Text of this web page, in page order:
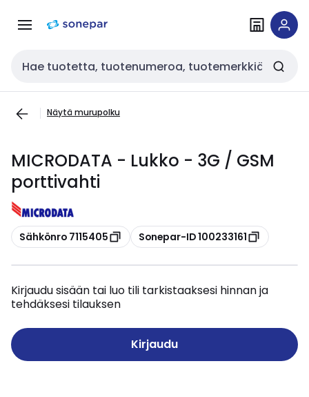
navigointiinsisältöön
Haku
Näytä murupolku
MICRODATA - Lukko - 3G / GSM
porttivahti
Kopioi
Sähkönro 7115405 Kopioi
Sonepar-ID 100233161
Kirjaudu sisään tai luo tili tarkistaaksesi hinnan ja
tehdäksesi tilauksen
Kirjaudu